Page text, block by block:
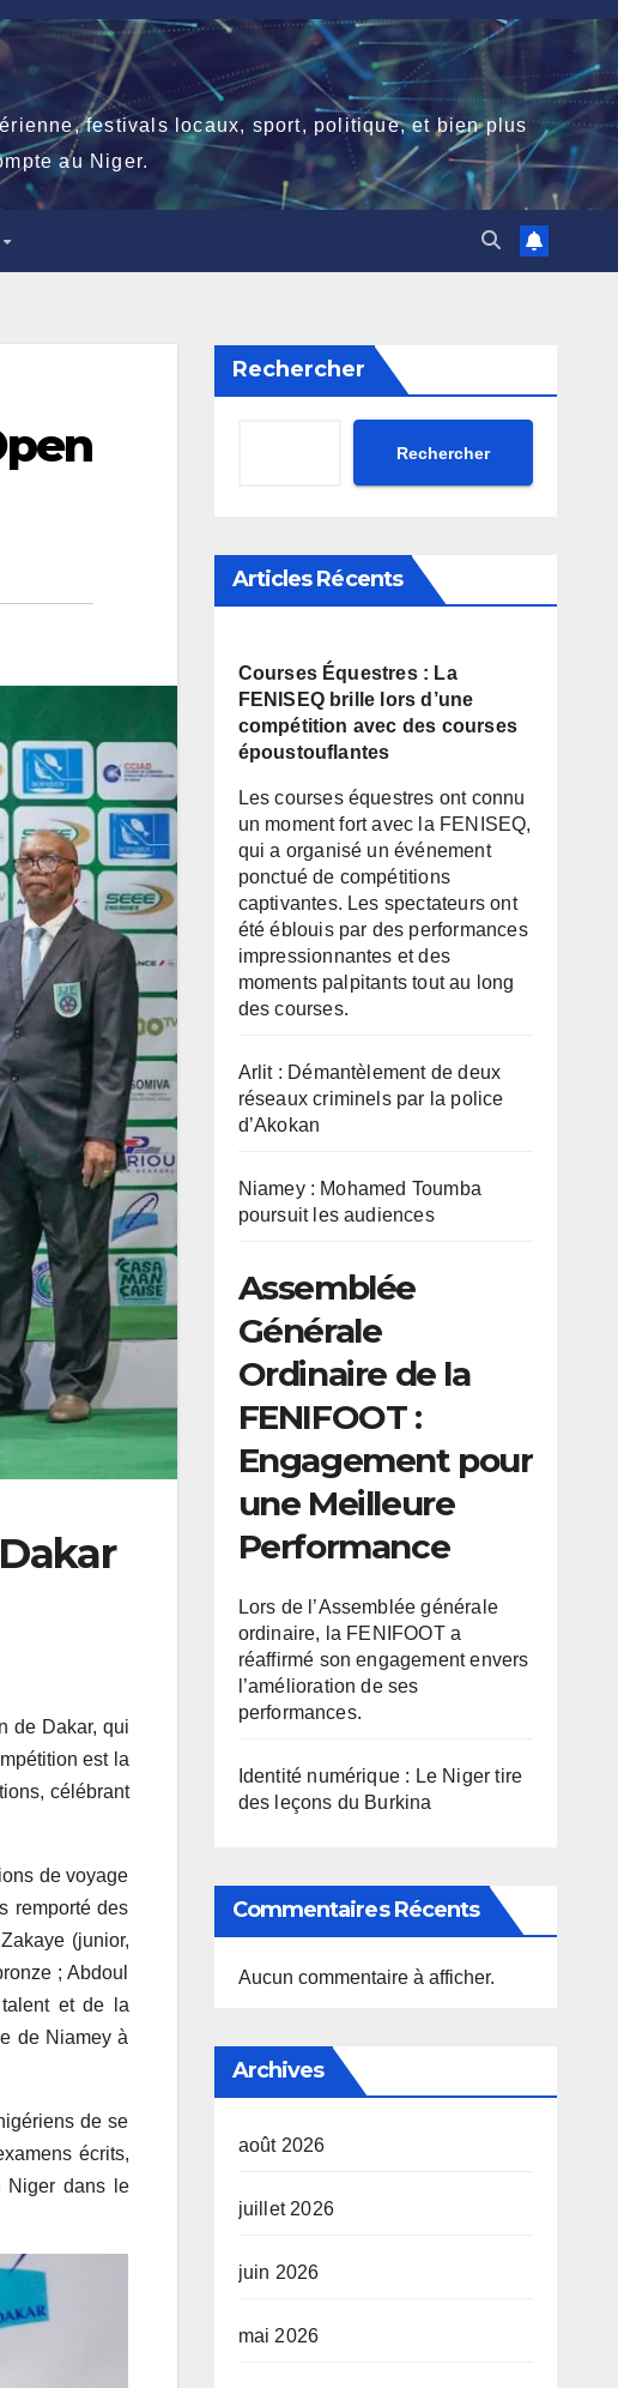
festivals locaux, sport, politique, et bien plus
au Niger.
de Dakar, qui
est la
célébrant
de voyage
remporté des
(junior,
; Abdoul
et de la
de Niamey à
de se
écrits,
Niger dans le
Rechercher
Rechercher
Articles Récents
Courses Équestres : La
FENISEQ brille lors d’une
compétition avec des courses
époustouflantes
Les courses équestres ont connu
un moment fort avec la FENISEQ,
qui a organisé un événement
ponctué de compétitions
captivantes. Les spectateurs ont
été éblouis par des performances
impressionnantes et des
moments palpitants tout au long
des courses.
Arlit : Démantèlement de deux
réseaux criminels par la police
d’Akokan
Niamey : Mohamed Toumba
poursuit les audiences
Assemblée
Générale
Ordinaire de la
FENIFOOT :
Engagement pour
une Meilleure
Performance
Lors de l’Assemblée générale
ordinaire, la FENIFOOT a
réaffirmé son engagement envers
l’amélioration de ses
performances.
Identité numérique : Le Niger tire
des leçons du Burkina
Commentaires Récents
Aucun commentaire à afficher.
Archives
août 2026
juillet 2026
juin 2026
mai 2026